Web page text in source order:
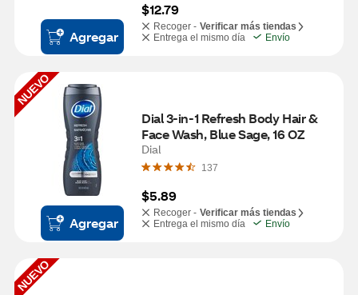
Agregar
$12.79
Recoger - Verificar más tiendas
Entrega el mismo día
Envío
NUEVO
Agregar
Dial 3-in-1 Refresh Body Hair &
Face Wash, Blue Sage, 16 OZ
Dial
137
$5.89
Recoger - Verificar más tiendas
Entrega el mismo día
Envío
NUEVO